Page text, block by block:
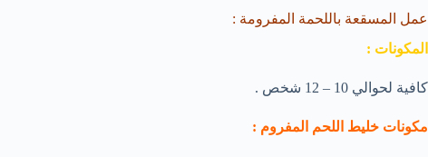
عمل المسقعة باللحمة المفرومة :
المكونات :
كافية لحوالي 10 – 12 شخص .
مكونات خليط اللحم المفروم :